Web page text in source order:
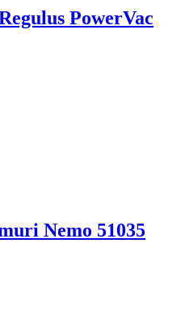
PowerVac
Nemo 51035